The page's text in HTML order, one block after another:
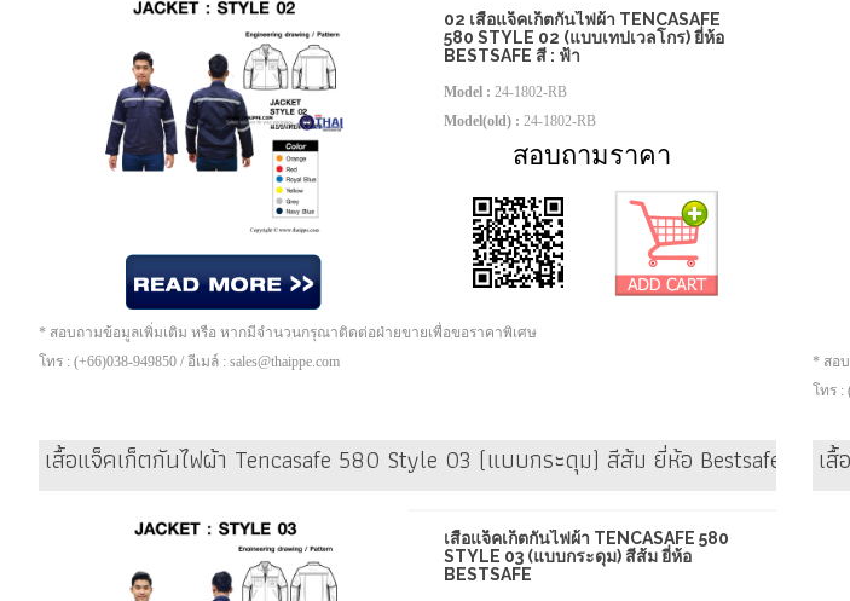
02 เสื้อแจ็คเก็ตกันไฟผ้า TENCASAFE
580 STYLE 02 (แบบเทปเวลโกร) ยี่ห้อ
BESTSAFE สี : ฟ้า
Model : 24-1802-RB
Model(old) : 24-1802-RB
สอบถามราคา
* สอบถามข้อมูลเพิ่มเติม หรือ หากมีจำนวนกรุณาติดต่อฝ่ายขายเพื่อขอราคาพิเศษ
โทร : (+66)038-949850 / อีเมล์ : sales@thaippe.com
* สอ
โทร :
เสื้อแจ็คเก็ตกันไฟผ้า Tencasafe 580 Style 03 (แบบกระดุม) สีส้ม ยี่ห้อ Bestsafe
เสื้อแจ็คเก็ตกันไฟผ้า TENCASAFE 580
STYLE 03 (แบบกระดุม) สีส้ม ยี่ห้อ
BESTSAFE
เ